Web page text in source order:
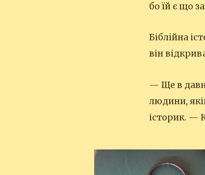
бо їй є що
Біблійна
він
— Ще в
людини,
історик. —